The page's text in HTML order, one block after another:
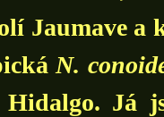
Jaumave a
N.
Já